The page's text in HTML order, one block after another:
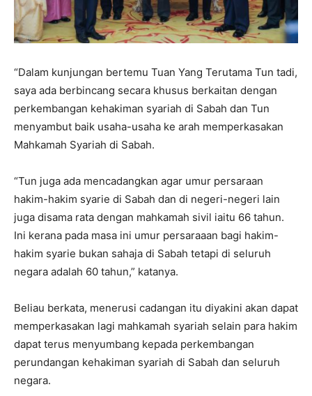
“Dalam kunjungan bertemu Tuan Yang Terutama Tun tadi,
saya ada berbincang secara khusus berkaitan dengan
perkembangan kehakiman syariah di Sabah dan Tun
menyambut baik usaha-usaha ke arah memperkasakan
Mahkamah Syariah di Sabah.
“Tun juga ada mencadangkan agar umur persaraan
hakim-hakim syarie di Sabah dan di negeri-negeri lain
juga disama rata dengan mahkamah sivil iaitu 66 tahun.
Ini kerana pada masa ini umur persaraaan bagi hakim-
hakim syarie bukan sahaja di Sabah tetapi di seluruh
negara adalah 60 tahun,” katanya.
Beliau berkata, menerusi cadangan itu diyakini akan dapat
memperkasakan lagi mahkamah syariah selain para hakim
dapat terus menyumbang kepada perkembangan
perundangan kehakiman syariah di Sabah dan seluruh
negara.